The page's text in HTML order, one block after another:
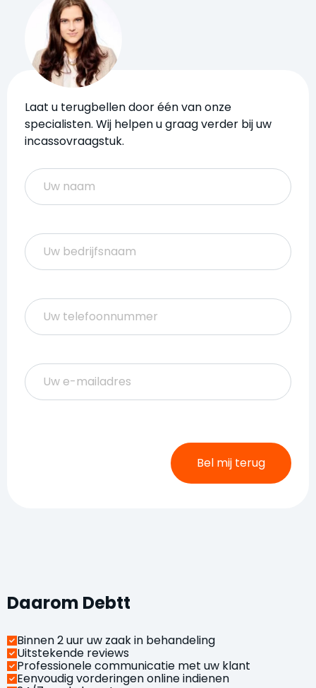
Laat u terugbellen door één van onze
specialisten. Wij helpen u graag verder bij uw
incassovraagstuk.
Bel mij terug
Daarom Debtt
Binnen 2 uur uw zaak in behandeling
Uitstekende reviews
Professionele communicatie met uw klant
Eenvoudig vorderingen online indienen